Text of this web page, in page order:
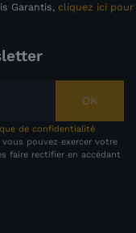
Garantis, cliquez ici pour
OK
de confidentialité
pouvez exercer votre
faire rectifier en accédant